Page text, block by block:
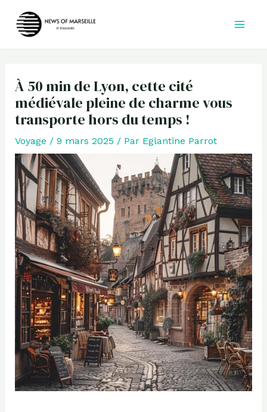
À 50 min de Lyon, cette cité
médiévale pleine de charme vous
transporte hors du temps !
Voyage / 9 mars 2025 / Par Eglantine Parrot